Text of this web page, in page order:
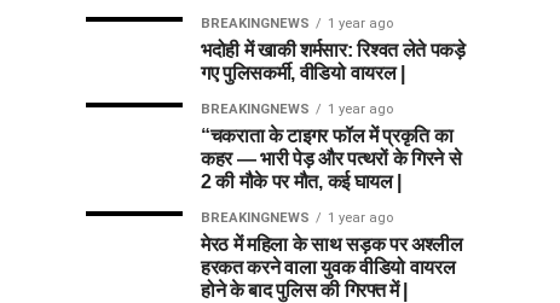
BREAKINGNEWS 1 year ago
भदोही में खाकी शर्मसार: रिश्वत लेते पकड़े
गए पुलिसकर्मी, वीडियो वायरल |
BREAKINGNEWS 1 year ago
“चकराता के टाइगर फॉल में प्रकृति का
कहर — भारी पेड़ और पत्थरों के गिरने से
2 की मौके पर मौत, कई घायल |
BREAKINGNEWS 1 year ago
मेरठ में महिला के साथ सड़क पर अश्लील
हरकत करने वाला युवक वीडियो वायरल
होने के बाद पुलिस की गिरफ्त में |